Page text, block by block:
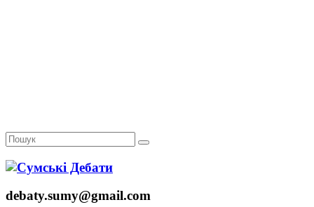
debaty.sumy@gmail.com